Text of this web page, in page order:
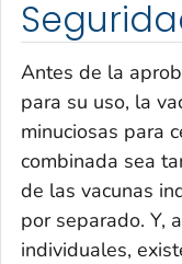
Antes de la
para su uso, la
minuciosas para
combinada sea
de las vacunas
por separado. Y,
individuales,